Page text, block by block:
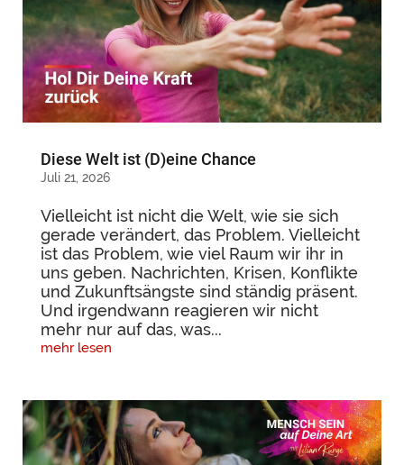
Diese Welt ist (D)eine Chance
Juli 21, 2026
Vielleicht ist nicht die Welt, wie sie sich
gerade verändert, das Problem. Vielleicht
ist das Problem, wie viel Raum wir ihr in
uns geben. Nachrichten, Krisen, Konflikte
und Zukunftsängste sind ständig präsent.
Und irgendwann reagieren wir nicht
mehr nur auf das, was...
mehr lesen